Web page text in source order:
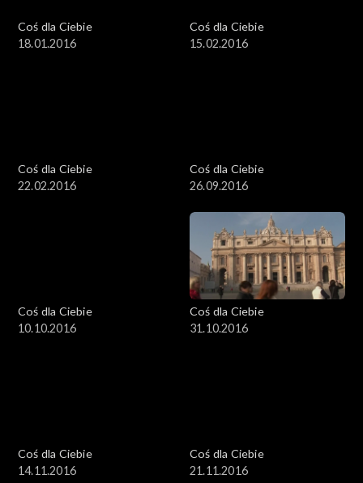
Coś dla Ciebie
18.01.2016
Coś dla Ciebie
15.02.2016
Coś dla Ciebie
22.02.2016
Coś dla Ciebie
26.09.2016
Coś dla Ciebie
10.10.2016
Coś dla Ciebie
31.10.2016
Coś dla Ciebie
14.11.2016
Coś dla Ciebie
21.11.2016